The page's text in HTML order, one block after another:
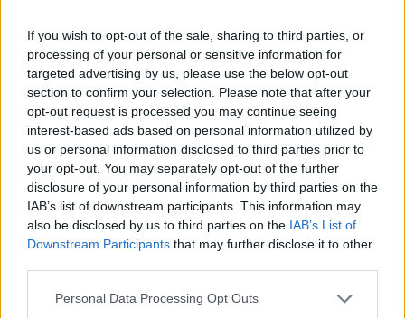
If you wish to opt-out of the sale, sharing to third parties, or
processing of your personal or sensitive information for
targeted advertising by us, please use the below opt-out
section to confirm your selection. Please note that after your
opt-out request is processed you may continue seeing
interest-based ads based on personal information utilized by
us or personal information disclosed to third parties prior to
your opt-out. You may separately opt-out of the further
disclosure of your personal information by third parties on the
IAB’s list of downstream participants. This information may
also be disclosed by us to third parties on the IAB’s List of
Downstream Participants that may further disclose it to other
Please note that this website/app uses one or more Google
Personal Data Processing Opt Outs
Διαβάστε και ακολουθήστε τους κανόνες σχολιασμού
ΠΡΟΣΘΗΚΗ
θεμέλια δικαίου 25·11·2025 19:39
Σύνταγμα... 18. ...Ο γάμος ως ένωση μεταξύ ενός
άνδρα και μιας γυναίκας… τελούν υπό την προστασία
htm * * * Συνθήκη της Λισαβόνας, PROTOCOL No 30...